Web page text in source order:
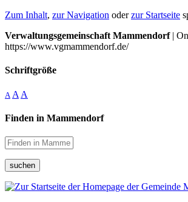
Zum Inhalt, zur Navigation oderzur Startseite
Verwaltungsgemeinschaft Mammendorf|
https://www.vgmammendorf.de/
Schriftgröße
A A A
Finden in Mammendorf
suchen